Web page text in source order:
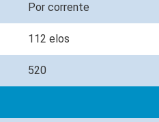
Por corrente
112 elos
520